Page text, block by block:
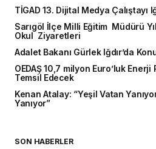
TİGAD 13. Dijital Medya Çalıştayı
Sarıgöl İlçe Milli Eğitim Müdürü
Okul Ziyaretleri
Adalet Bakanı Gürlek Iğdır’da
OEDAŞ 10,7 milyon Euro’luk
Temsil Edecek
Kenan Atalay: “Yeşil Vatan
Yanıyor”
SON HABERLER